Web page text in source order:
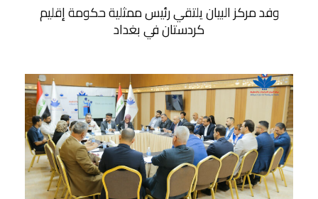
وفد مركز البيان يلتقي رئيس ممثلية حكومة إقليم
كردستان في بغداد